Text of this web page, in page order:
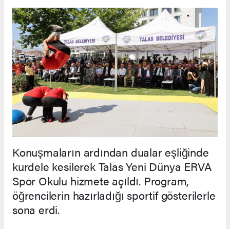
Konuşmaların ardından dualar eşliğinde
kurdele kesilerek Talas Yeni Dünya ERVA
Spor Okulu hizmete açıldı. Program,
öğrencilerin hazırladığı sportif gösterilerle
sona erdi.